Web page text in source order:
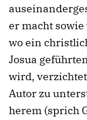
er macht
wo ein
Josua
wird,
Autor zu
herem (sprich